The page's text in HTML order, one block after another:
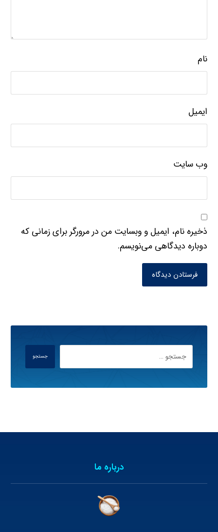
نام
ایمیل
وب‌ سایت
ذخیره نام، ایمیل و وبسایت من در مرورگر برای زمانی که
دوباره دیدگاهی می‌نویسم.
فرستادن دیدگاه
جستجو
درباره ما